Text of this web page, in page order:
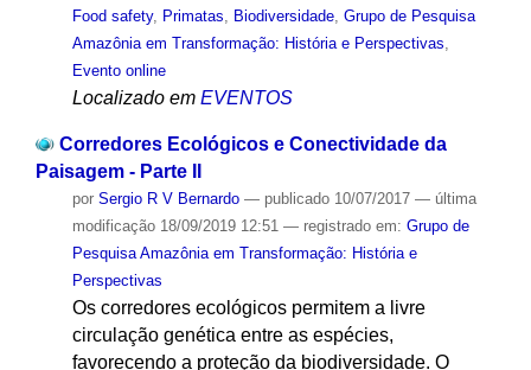
Food safety, Primatas, Biodiversidade, Grupo de Pesquisa
Amazônia em Transformação: História e Perspectivas,
Evento online
Localizado em EVENTOS
Corredores Ecológicos e Conectividade da
Paisagem - Parte II
por Sergio R V Bernardo — publicado10/07/2017 — última
modificação18/09/2019 12:51 — registrado em: Grupo de
Pesquisa Amazônia em Transformação: História e
Perspectivas
Os corredores ecológicos permitem a livre
circulação genética entre as espécies,
favorecendo a proteção da biodiversidade. O